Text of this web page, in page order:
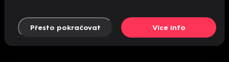
Přesto pokračovat Více info